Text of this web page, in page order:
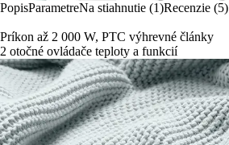
PopisParametreNa stiahnutie (1)Recenzie (5)
Príkon až 2 000 W, PTC výhrevné články
2 otočné ovládače teploty a funkcií